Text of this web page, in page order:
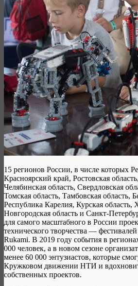
15 регионов России, в числе которых
Красноярский край, Ростовская
Челябинская область, Свердловская
Томская область, Тамбовская область,
Республика Карелия, Курская область,
Новгородская область и Санкт-
для самого масштабного в России
технического творчества —
Rukami. В 2019 году события в
000 человек, а в новом сезоне
менее 60 000 энтузиастов, которые
Кружковом движении НТИ и
собственных проектов.